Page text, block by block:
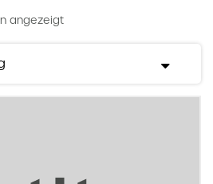
angezeigt